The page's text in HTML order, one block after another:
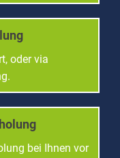
oder via
bei Ihnen vor